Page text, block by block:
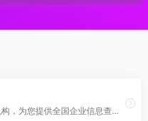
企查查是官方备案的企业征信机构，为您提供全国企业信息查询，包括企业工商信息查询，信用信息查询，经营状况查询等相关信息。查企业，查老板，查风险就上企查查!